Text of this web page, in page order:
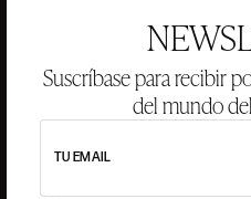
Suscríbase para recibir
del mundo
TU EMAIL
JOYERÍA
PREGUNTAS FRECUENTES